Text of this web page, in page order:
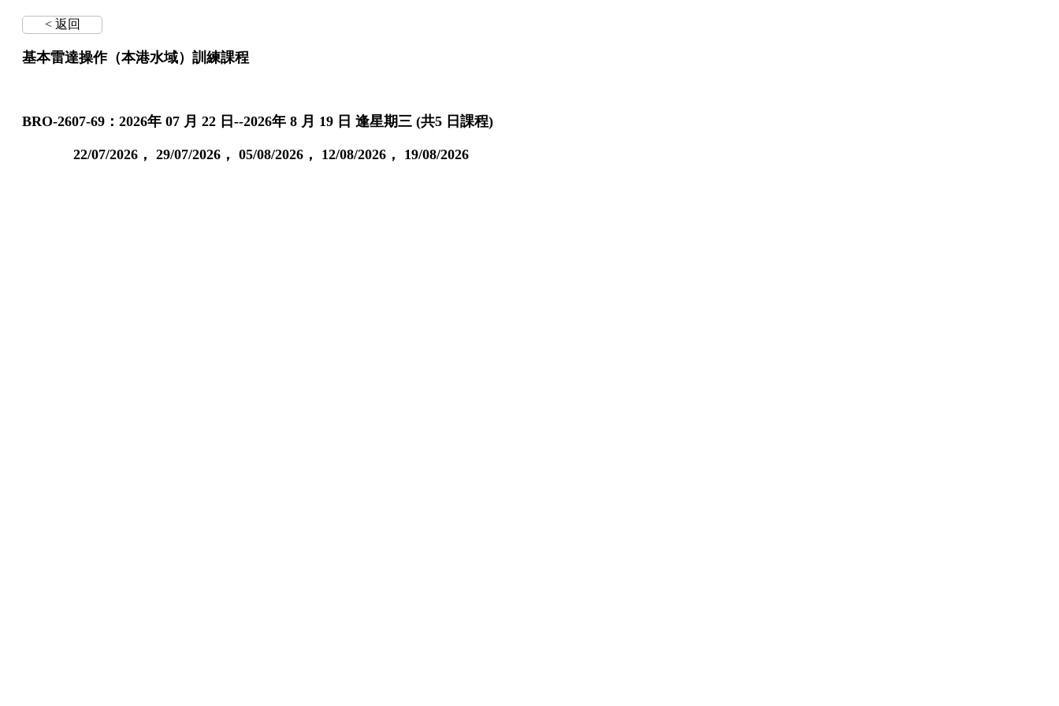
< 返回
基本雷達操作（本港水域）訓練課程
BRO-2607-69：2026年 07 月 22 日--2026年 8 月 19 日 逢星期三 (共5 日課程)
22/07/2026， 29/07/2026， 05/08/2026， 12/08/2026， 19/08/2026